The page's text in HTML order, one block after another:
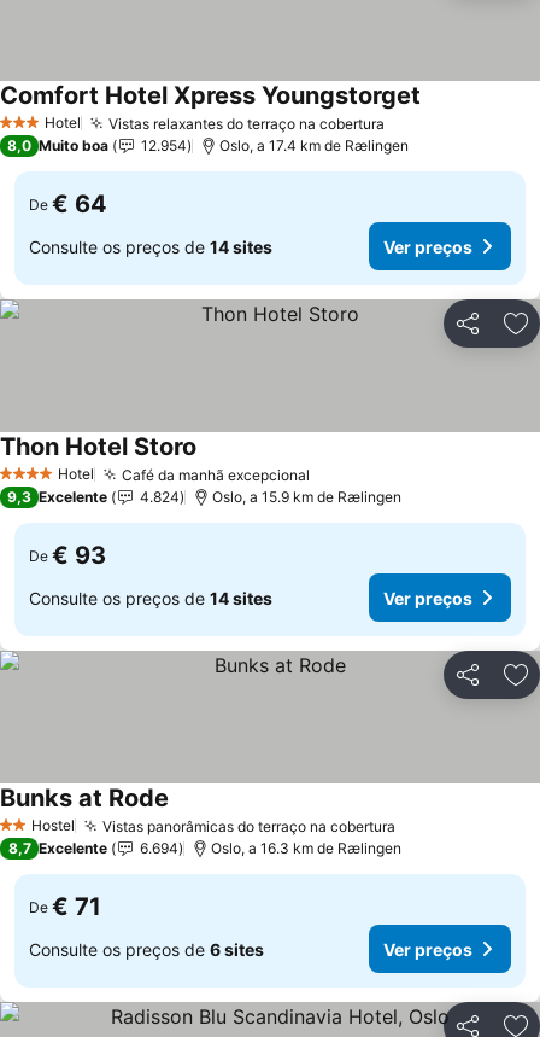
3 EstrelasHotel Vistas relaxantes do terraço na cobertura
Comfort Hotel Xpress Youngstorget
8,0 Muito boa 12.954 Oslo, a 17.4 km de Rælingen
De € 64
Consulte os preços de 14 sites Ver preços
Partilhar
4 EstrelasHotel Café da manhã excepcional
Thon Hotel Storo
9,3 Excelente 4.824 Oslo, a 15.9 km de Rælingen
De € 93
Consulte os preços de 14 sites Ver preços
Partilhar
2 Estrelas
Hostel Vistas panorâmicas do terraço na cobertura
Bunks at Rode
8,7 Excelente 6.694 Oslo, a 16.3 km de Rælingen
De € 71
Consulte os preços de 6 sites Ver preços